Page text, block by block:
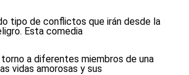
tipo de conflictos que irán desde la
Esta comedia
a diferentes miembros de una
vidas amorosas y sus